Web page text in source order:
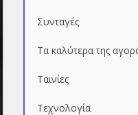
Συνταγές
Τα καλύτερα της
Ταινίες
Τεχνολογία